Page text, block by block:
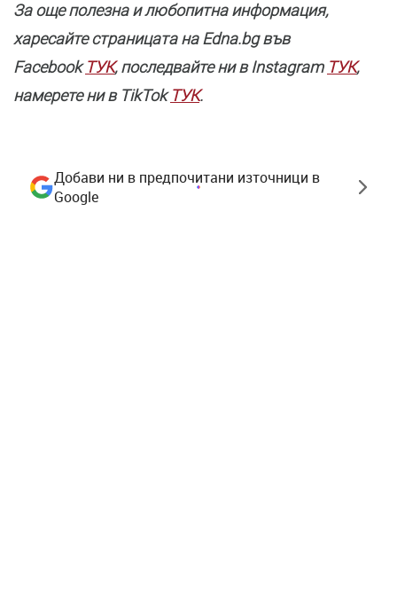
За още полезнa и любопитна информация,
харесайте страницата нa Edna.bg във
FacebookТУК, последвайте ни в Instagram ТУК,
намерете ни в TikTokТУК.
Добави ни в предпочитани източници в
Google